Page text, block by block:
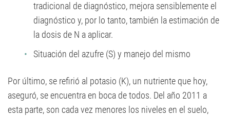
tradicional de diagnóstico, mejora sensiblemente el
diagnóstico y, por lo tanto, también la estimación de
la dosis de N a aplicar.
Situación del azufre (S) y manejo del mismo
Por último, se refirió al potasio (K), un nutriente que hoy,
aseguró, se encuentra en boca de todos. Del año 2011 a
esta parte, son cada vez menores los niveles en el suelo,